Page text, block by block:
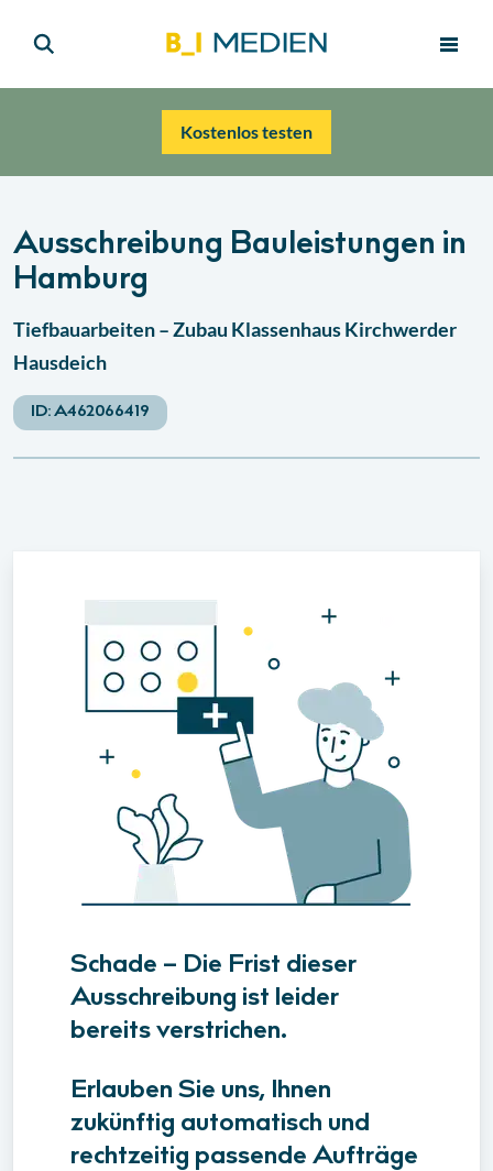
Kostenlos testen
Ausschreibung Bauleistungen in
Hamburg
Tiefbauarbeiten – Zubau Klassenhaus Kirchwerder
Hausdeich
ID:A462066419
Schade – Die Frist dieser
Ausschreibung ist leider
bereits verstrichen.
Erlauben Sie uns, Ihnen
zukünftig automatisch und
rechtzeitig passende Aufträge